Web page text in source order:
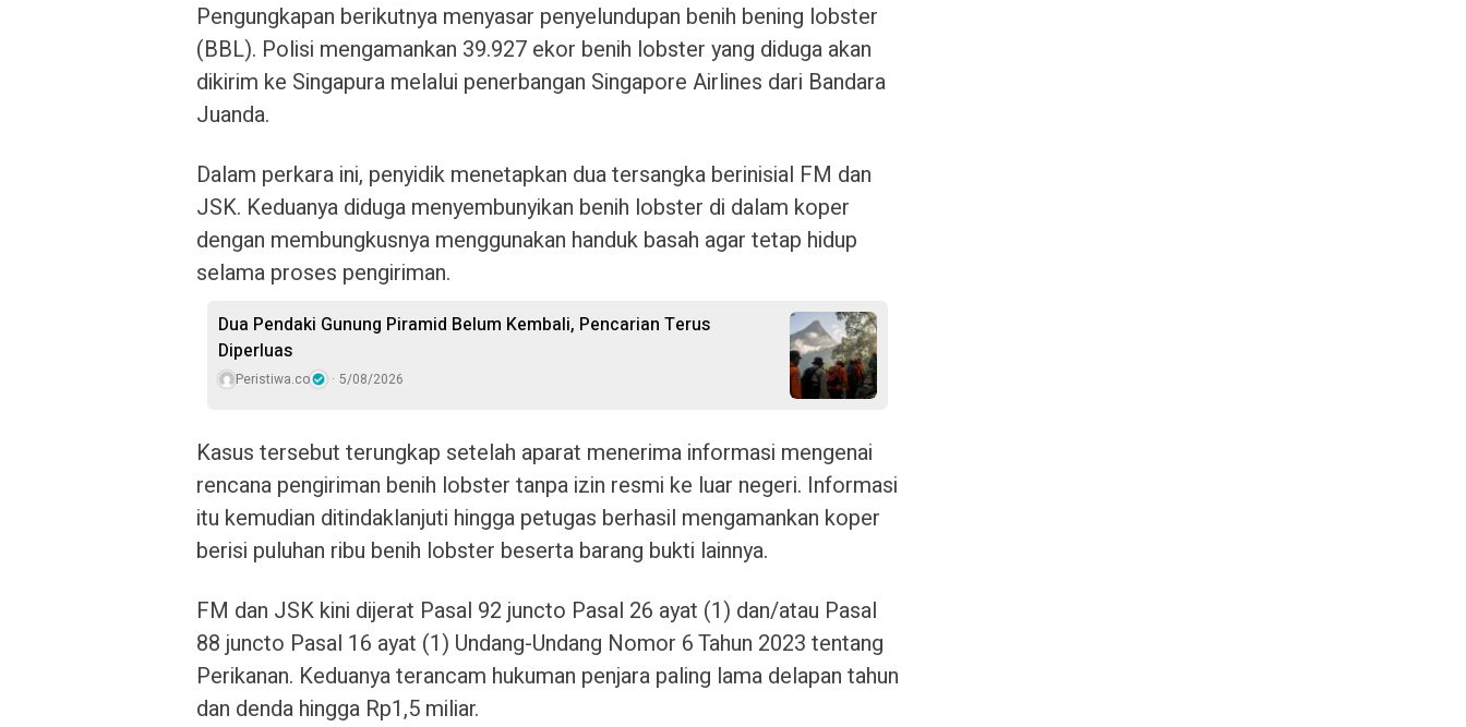
Pengungkapan berikutnya menyasar penyelundupan benih bening lobster
(BBL). Polisi mengamankan 39.927 ekor benih lobster yang diduga akan
dikirim ke Singapura melalui penerbangan Singapore Airlines dari Bandara
Juanda.
Dalam perkara ini, penyidik menetapkan dua tersangka berinisial FM dan
JSK. Keduanya diduga menyembunyikan benih lobster di dalam koper
dengan membungkusnya menggunakan handuk basah agar tetap hidup
selama proses pengiriman.
Dua Pendaki Gunung Piramid Belum Kembali, Pencarian Terus
Diperluas
Peristiwa.co 5/08/2026
Kasus tersebut terungkap setelah aparat menerima informasi mengenai
rencana pengiriman benih lobster tanpa izin resmi ke luar negeri. Informasi
itu kemudian ditindaklanjuti hingga petugas berhasil mengamankan koper
berisi puluhan ribu benih lobster beserta barang bukti lainnya.
FM dan JSK kini dijerat Pasal 92 juncto Pasal 26 ayat (1) dan/atau Pasal
88 juncto Pasal 16 ayat (1) Undang-Undang Nomor 6 Tahun 2023 tentang
Perikanan. Keduanya terancam hukuman penjara paling lama delapan tahun
dan denda hingga Rp1,5 miliar.